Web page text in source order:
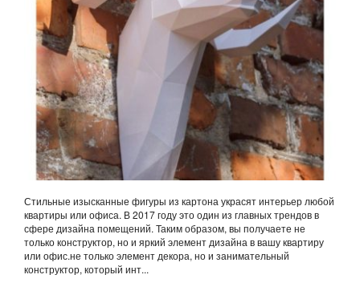
Стильные изысканные фигуры из картона украсят интерьер любой
квартиры или офиса. В 2017 году это один из главных трендов в
сфере дизайна помещений. Таким образом, вы получаете не
только конструктор, но и яркий элемент дизайна в вашу квартиру
или офис.не только элемент декора, но и занимательный
конструктор, который инт...